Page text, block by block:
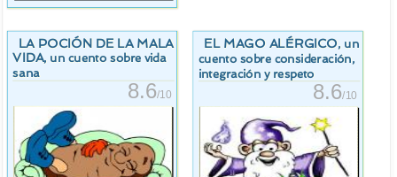
LA POCIÓN DE LA MALA
VIDA, un cuento sobre vida
sana
8.6/10
EL MAGO ALÉRGICO, un
cuento sobre consideración,
integración y respeto
8.6/10